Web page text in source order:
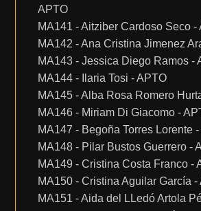
APTO
MA141 - Aitziber Cardoso Seco -
MA142 - Ana Cristina Jimenez
MA143 - Jessica Diego Ramos -
MA144 - Ilaria Tosi - APTO
MA145 - Alba Rosa Romero
MA146 - Miriam Di Giacomo -
MA147 - Begoña Torres Lorente
MA148 - Pilar Bustos Guerrero -
MA149 - Cristina Costa Franco -
MA150 - Cristina Aguilar García -
MA151 - Aida del LLedó Artola